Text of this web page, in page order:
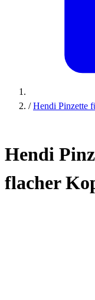
/ Hendi Pinzette
Hendi
flacher